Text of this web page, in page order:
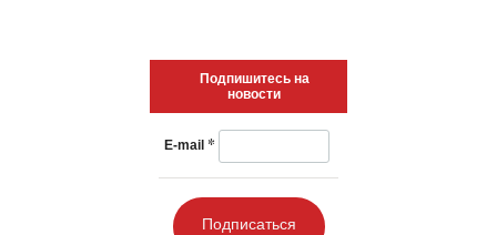
Подпишитесь на
новости
E-mail *
Подписаться